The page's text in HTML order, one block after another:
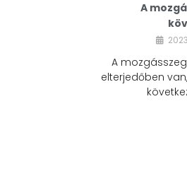
A
A
elterjedőben